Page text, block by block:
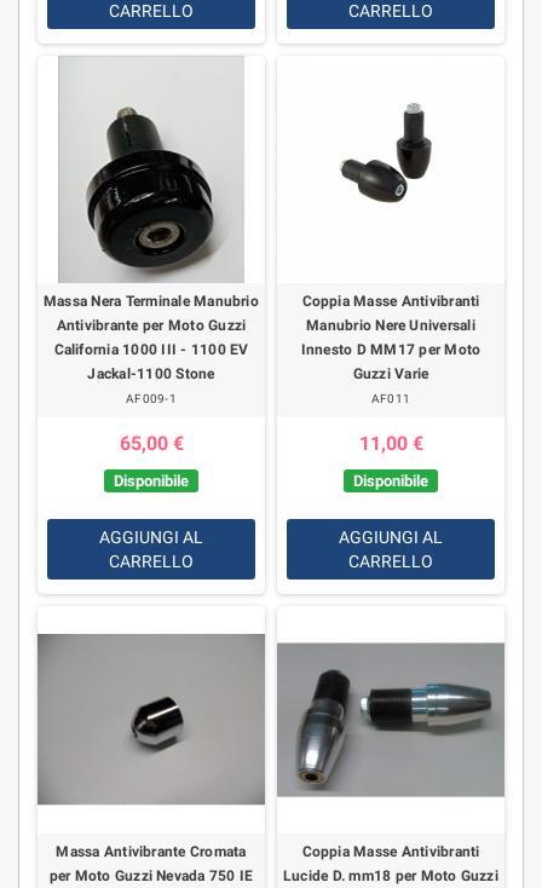
CARRELLO
CARRELLO
Massa Nera Terminale Manubrio
Antivibrante per Moto Guzzi
California 1000 III - 1100 EV
Jackal-1100 Stone
AF009-1
65,00 €
Disponibile
AGGIUNGI AL
CARRELLO
Coppia Masse Antivibranti
Manubrio Nere Universali
Innesto D MM17 per Moto
Guzzi Varie
AF011
11,00 €
Disponibile
AGGIUNGI AL
CARRELLO
Massa Antivibrante Cromata
per Moto Guzzi Nevada 750 IE
Coppia Masse Antivibranti
Lucide D. mm18 per Moto Guzzi